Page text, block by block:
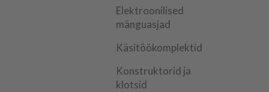
Elektroonilised
mänguasjad
Käsitöökomplektid
Konstruktorid ja
klotsid